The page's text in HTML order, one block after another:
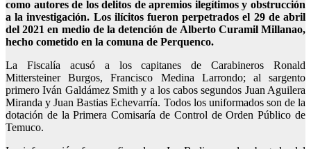
como autores de los delitos de apremios ilegítimos y obstrucción
a la investigación. Los ilícitos fueron perpetrados el 29 de abril
del 2021 en medio de la detención de Alberto Curamil Millanao,
hecho cometido en la comuna de Perquenco.
La Fiscalía acusó a loscapitanes de Carabineros Ronald
Mittersteiner Burgos, Francisco Medina Larrondo; al sargento
primero Iván Galdámez Smith y a los cabos segundos Juan Aguilera
Miranda y Juan Bastias Echevarría. Todos los uniformados son de la
dotación de la Primera Comisaría de Control de Orden Público de
Temuco.